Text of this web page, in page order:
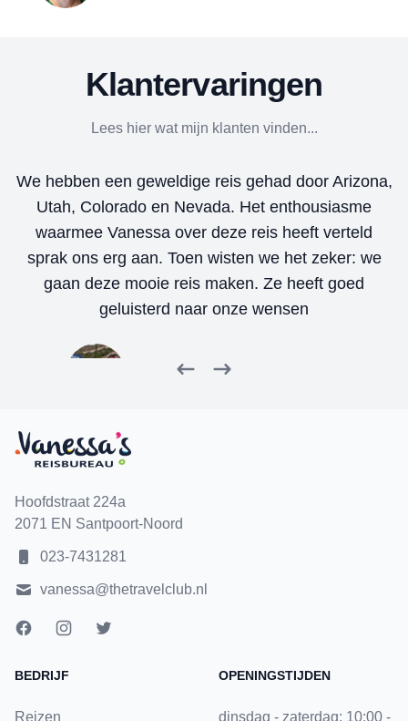
Klantervaringen
Lees hier wat mijn klanten vinden...
We hebben een geweldige reis gehad door Arizona,
Utah, Colorado en Nevada. Het enthousiasme
waarmee Vanessa over deze reis heeft verteld
sprak ons erg aan. Toen wisten we het zeker: we
gaan deze mooie reis maken. Ze heeft goed
geluisterd naar onze wensen
Fam van der Kolk
Hoofdstraat 224a
2071 EN Santpoort-Noord
023-7431281
vanessa@thetravelclub.nl
BEDRIJF
Reizen
OPENINGSTIJDEN
dinsdag - zaterdag: 10:00 -